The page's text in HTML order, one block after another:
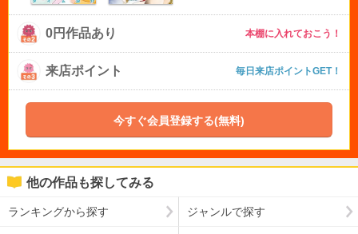
0円作品あり 本棚に入れておこう！
来店ポイント 毎日来店ポイントGET！
今すぐ会員登録する(無料)
他の作品も探してみる
ランキングから探す ジャンルで探す